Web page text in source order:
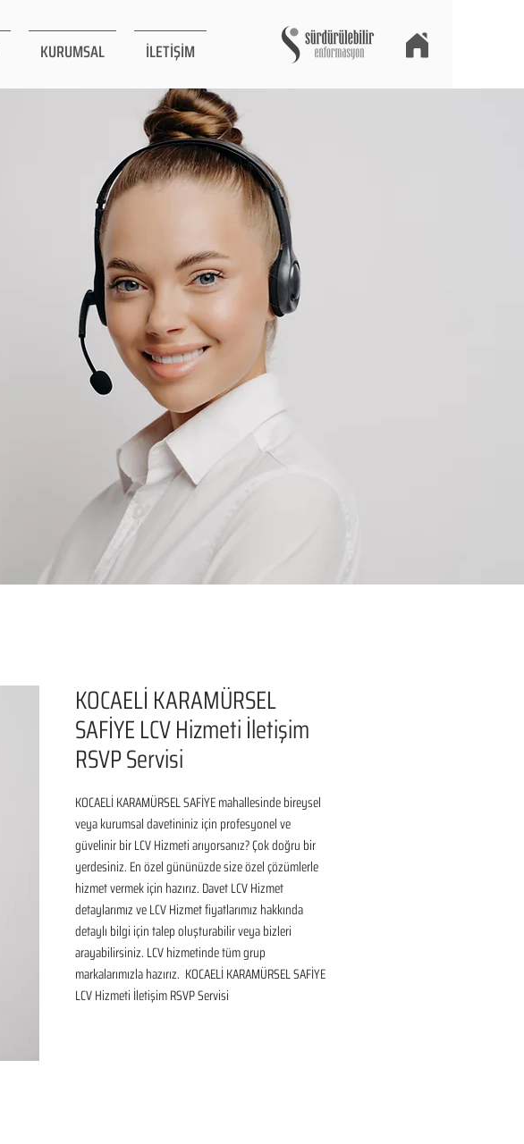
KURUMSAL İLETİŞİM
KOCAELİ KARAMÜRSEL
SAFİYE LCV Hizmeti İletişim
RSVP Servisi
KOCAELİ KARAMÜRSEL SAFİYE mahallesinde bireysel
veya kurumsal davetininiz için profesyonel ve
güvelinir bir LCV Hizmeti arıyorsanız? Çok doğru bir
yerdesiniz. En özel gününüzde size özel çözümlerle
hizmet vermek için hazırız. Davet LCV Hizmet
detaylarımız ve LCV Hizmet fiyatlarımız hakkında
detaylı bilgi için talep oluşturabilir veya bizleri
arayabilirsiniz. LCV hizmetinde tüm grup
markalarımızla hazırız.  KOCAELİ KARAMÜRSEL SAFİYE
LCV Hizmeti İletişim RSVP Servisi